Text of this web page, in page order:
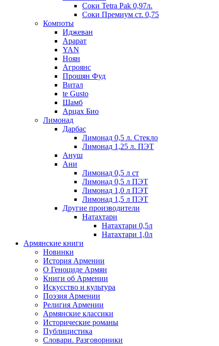
Соки Tetra Pak 0,97л.
Соки Премиум ст. 0,75
Компоты
Иджеван
Арарат
YAN
Ноян
Агроянс
Прошян Фуд
Витал
te Gusto
Шамб
Арцах Био
Лимонад
Дарбас
Лимонад 0,5 л. Стекло
Лимонад 1,25 л. ПЭТ
Ануш
Ани
Лимонад 0,5 л ст
Лимонад 0,5 л ПЭТ
Лимонад 1,0 л ПЭТ
Лимонад 1,5 л ПЭТ
Другие производители
Натахтари
Натахтари 0,5л
Натахтари 1,0л
Армянские книги
Новинки
История Армении
О Геноциде Армян
Книги об Армении
Иcкусство и культура
Поэзия Армении
Религия Армении
Армянские классики
Исторические романы
Публицистика
Словари. Разговорники